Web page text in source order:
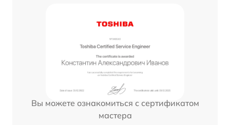
Вы можете ознакомиться с сертификатом
мастера